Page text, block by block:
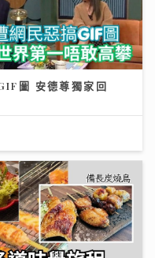
圖 安德尊獨家回